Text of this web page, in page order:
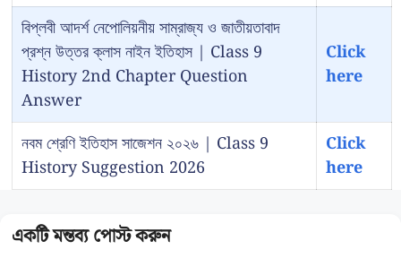
বিপ্লবী আদর্শ নেপোলিয়নীয় সাম্রাজ্য ও জাতীয়তাবাদ
প্রশ্ন উত্তর ক্লাস নাইন ইতিহাস | Class 9
History 2nd Chapter Question
Answer
Click
here
নবম শ্রেণি ইতিহাস সাজেশন ২০২৬ | Class 9
History Suggestion 2026
Click
here